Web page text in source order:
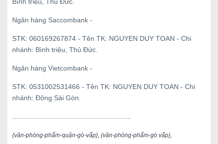
Ngân hàng Saccombank -
STK: 060169267874 - Tên TK: NGUYEN DUY TOAN - Chi
nhánh: Bình triệu, Thủ Đức.
Ngân hàng Vietcombank -
STK: 0531002531466 - Tên TK: NGUYEN DUY TOAN - Chi
nhánh: Đông Sài Gòn.
{văn-phòng-phẩm-quận-gò-vấp}, {văn-phòng-phẩm-gò vấp},